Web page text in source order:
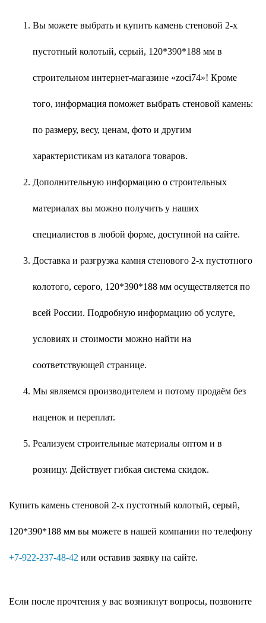
Вы можете выбрать и купить камень стеновой 2-х
пустотный колотый, серый, 120*390*188 мм в
строительном интернет-магазине «zoci74»! Кроме
того, информация поможет выбрать стеновой камень:
по размеру, весу, ценам, фото и другим
характеристикам из каталога товаров.
Дополнительную информацию о строительных
материалах вы можно получить у наших
специалистов в любой форме, доступной на сайте.
Доставка и разгрузка камня стенового 2-х пустотного
колотого, серого, 120*390*188 мм осуществляется по
всей России. Подробную информацию об услуге,
условиях и стоимости можно найти на
соответствующей странице.
Мы являемся производителем и потому продаём без
наценок и переплат.
Реализуем строительные материалы оптом и в
розницу. Действует гибкая система скидок.
Купить камень стеновой 2-х пустотный колотый, серый,
120*390*188 мм вы можете в нашей компании по телефону
+7-922-237-48-42 или оставив заявку на сайте.
Если после прочтения у вас возникнут вопросы, позвоните